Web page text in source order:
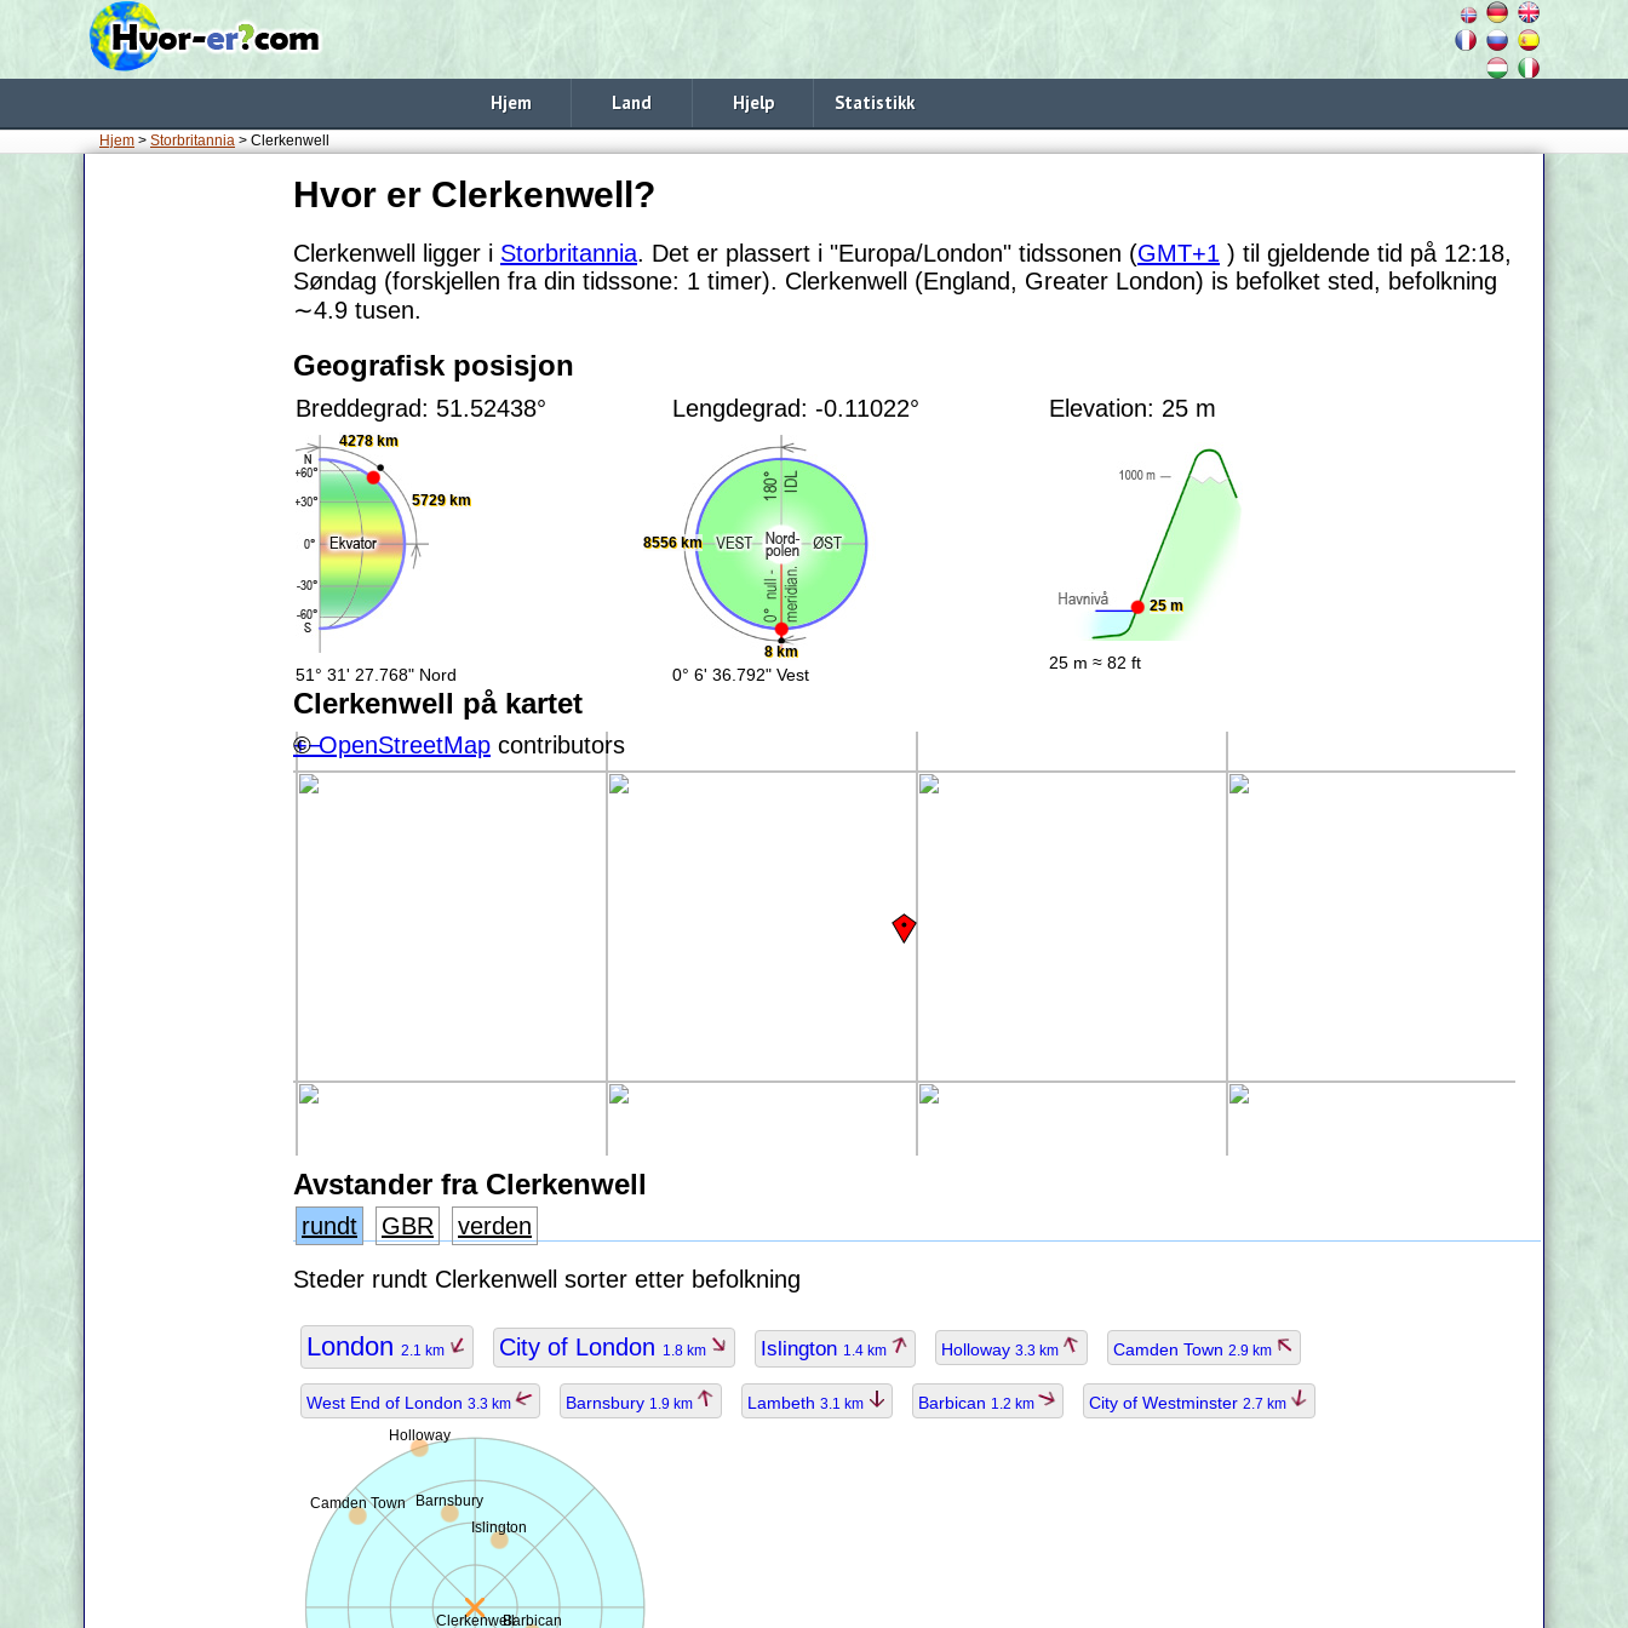
Hjem Land Hjelp Statistikk
Hjem > Storbritannia > Clerkenwell
Hvor er Clerkenwell?
Clerkenwell ligger i Storbritannia. Det er plassert i "Europa/London" tidssonen (GMT+1 ) til gjeldende tid på 12:18,
Søndag (forskjellen fra din tidssone: 1 timer). Clerkenwell (England, Greater London) is befolket sted, befolkning
∼4.9 tusen.
Geografisk posisjon
Breddegrad: 51.52438°
4278 km
5729 km
51° 31' 27.768" Nord
Lengdegrad: -0.11022°
8 km
8556 km
0° 6' 36.792" Vest
Elevation: 25 m
25 m
25 m ≈ 82 ft
Clerkenwell på kartet
+−
©OpenStreetMap contributors
Avstander fra Clerkenwell
rundt GBR
verden
Steder rundt Clerkenwell sorter etter befolkning
London 2.1 km City of London 1.8 km Islington 1.4 km Holloway 3.3 km Camden Town 2.9 km
West End of London 3.3 km Barnsbury 1.9 km Lambeth 3.1 km Barbican 1.2 km City of Westminster 2.7 km
Clerkenwell
Islington
Holloway
Camden Town Barnsbury
Barbican